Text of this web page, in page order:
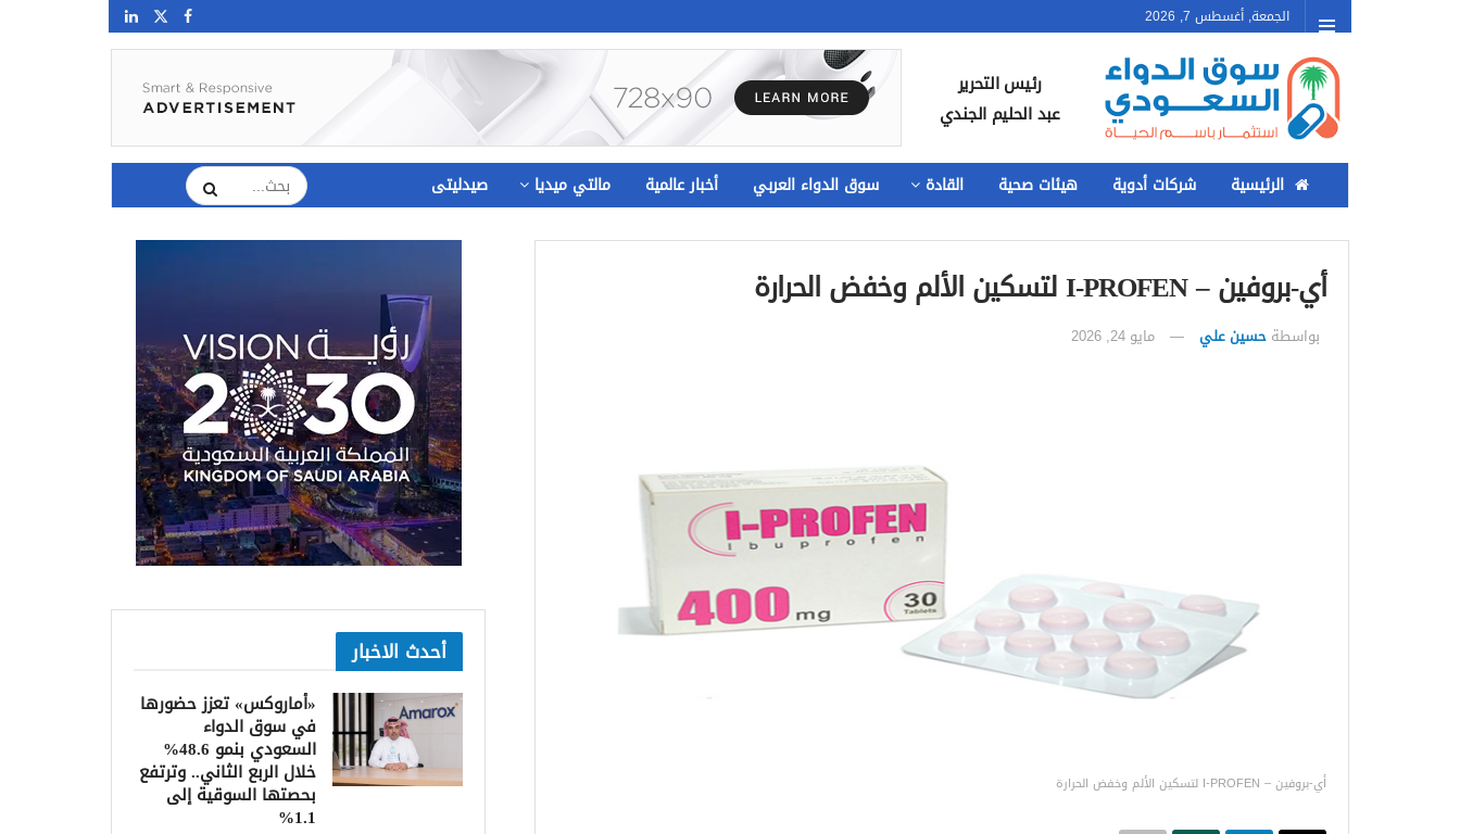
الجمعة, أغسطس 7, 2026
رئيس التحرير
عبد الحليم الجندي
الرئيسية شركات أدوية هيئات صحية القادة سوق الدواء العربي أخبار عالمية مالتي ميديا صيدليتى
أي-بروفين – I-PROFEN لتسكين الألم وخفض الحرارة
بواسطة حسين علي مايو 24, 2026
أي-بروفين – I-PROFEN لتسكين الألم وخفض الحرارة
أحدث الاخبار
«أماروكس» تعزز حضورها
في سوق الدواء
السعودي بنمو 48.6%
خلال الربع الثاني.. وترتفع
بحصتها السوقية إلى
1.1%